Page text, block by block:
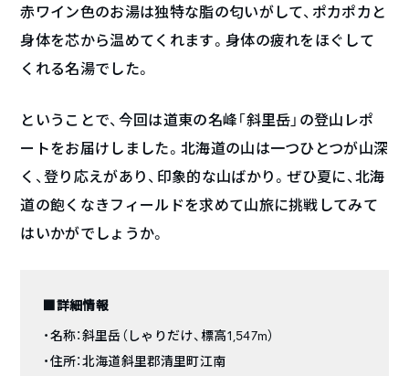
赤ワイン色のお湯は独特な脂の匂いがして、ポカポカと
身体を芯から温めてくれます。身体の疲れをほぐして
くれる名湯でした。
ということで、今回は道東の名峰「斜里岳」の登山レポ
ートをお届けしました。北海道の山は一つひとつが山深
く、登り応えがあり、印象的な山ばかり。ぜひ夏に、北海
道の飽くなきフィールドを求めて山旅に挑戦してみて
はいかがでしょうか。
■詳細情報
・名称：斜里岳（しゃりだけ、標高1,547m）
・住所：北海道斜里郡清里町江南